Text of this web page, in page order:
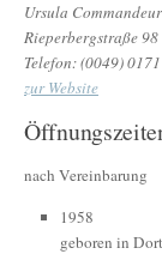
Ursula Commandeur
Rieperbergstraße
Telefon: (0049)
zur Website
nach Vereinbarung
1958
geboren in